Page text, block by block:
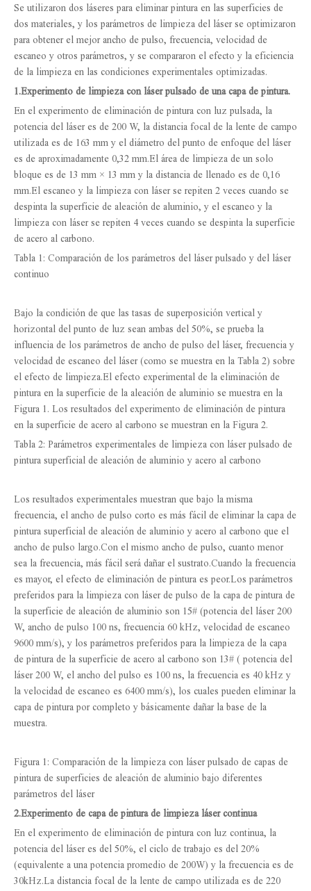
Se utilizaron dos láseres para eliminar pintura en las superficies de
dos materiales, y los parámetros de limpieza del láser se optimizaron
para obtener el mejor ancho de pulso, frecuencia, velocidad de
escaneo y otros parámetros, y se compararon el efecto y la eficiencia
de la limpieza en las condiciones experimentales optimizadas.
1.Experimento de limpieza con láser pulsado de una capa de pintura.
En el experimento de eliminación de pintura con luz pulsada, la
potencia del láser es de 200 W, la distancia focal de la lente de campo
utilizada es de 163 mm y el diámetro del punto de enfoque del láser
es de aproximadamente 0,32 mm.El área de limpieza de un solo
bloque es de 13 mm × 13 mm y la distancia de llenado es de 0,16
mm.El escaneo y la limpieza con láser se repiten 2 veces cuando se
despinta la superficie de aleación de aluminio, y el escaneo y la
limpieza con láser se repiten 4 veces cuando se despinta la superficie
de acero al carbono.
Tabla 1: Comparación de los parámetros del láser pulsado y del láser
continuo
Bajo la condición de que las tasas de superposición vertical y
horizontal del punto de luz sean ambas del 50%, se prueba la
influencia de los parámetros de ancho de pulso del láser, frecuencia y
velocidad de escaneo del láser (como se muestra en la Tabla 2) sobre
el efecto de limpieza.El efecto experimental de la eliminación de
pintura en la superficie de la aleación de aluminio se muestra en la
Figura 1. Los resultados del experimento de eliminación de pintura
en la superficie de acero al carbono se muestran en la Figura 2.
Tabla 2: Parámetros experimentales de limpieza con láser pulsado de
pintura superficial de aleación de aluminio y acero al carbono
Los resultados experimentales muestran que bajo la misma
frecuencia, el ancho de pulso corto es más fácil de eliminar la capa de
pintura superficial de aleación de aluminio y acero al carbono que el
ancho de pulso largo.Con el mismo ancho de pulso, cuanto menor
sea la frecuencia, más fácil será dañar el sustrato.Cuando la frecuencia
es mayor, el efecto de eliminación de pintura es peor.Los parámetros
preferidos para la limpieza con láser de pulso de la capa de pintura de
la superficie de aleación de aluminio son 15# (potencia del láser 200
W, ancho de pulso 100 ns, frecuencia 60 kHz, velocidad de escaneo
9600 mm/s), y los parámetros preferidos para la limpieza de la capa
de pintura de la superficie de acero al carbono son 13# ( potencia del
láser 200 W, el ancho del pulso es 100 ns, la frecuencia es 40 kHz y
la velocidad de escaneo es 6400 mm/s), los cuales pueden eliminar la
capa de pintura por completo y básicamente dañar la base de la
muestra.
Figura 1: Comparación de la limpieza con láser pulsado de capas de
pintura de superficies de aleación de aluminio bajo diferentes
parámetros del láser
2.Experimento de capa de pintura de limpieza láser continua
En el experimento de eliminación de pintura con luz continua, la
potencia del láser es del 50%, el ciclo de trabajo es del 20%
(equivalente a una potencia promedio de 200W) y la frecuencia es de
30kHz.La distancia focal de la lente de campo utilizada es de 220